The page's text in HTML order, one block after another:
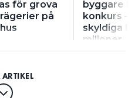
för grova
på
byggare i
konkurs –
skyldiga
miljoner